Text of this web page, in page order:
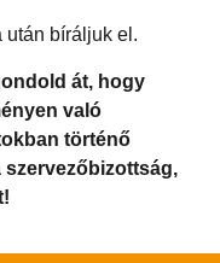
után bíráljuk el.
át, hogy
való
történő